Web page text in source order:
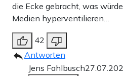
die Ecke gebracht, was
Medien hyperventilieren…
42
Antworten
Jens Fahlbusch